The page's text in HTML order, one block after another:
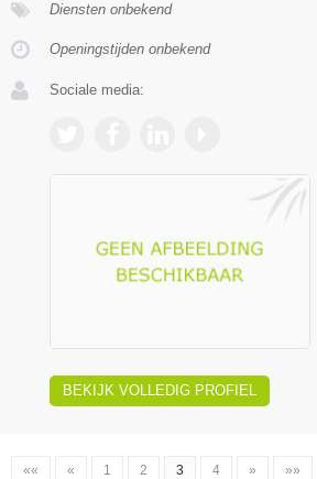
Diensten onbekend
Openingstijden onbekend
Sociale media:
BEKIJK VOLLEDIG PROFIEL
«« « 1 2 3 4 » »»